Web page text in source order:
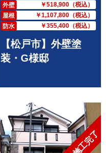
外壁
￥518,900（税込）
屋根
￥1,107,800（税込）
防水
￥355,400（税込）
【松戸市】外壁塗
装・G様邸
施工完了